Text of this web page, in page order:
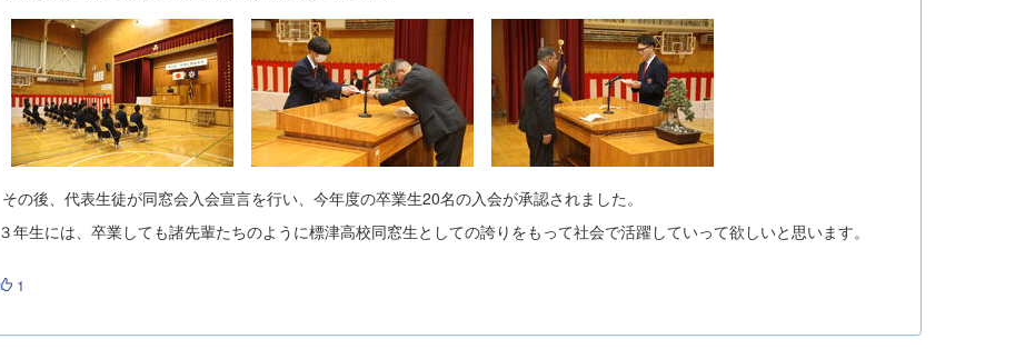
その後、代表生徒が同窓会入会宣言を行い、今年度の卒業生20名の入会が承認されました。
３年生には、卒業しても諸先輩たちのように標津高校同窓生としての誇りをもって社会で活躍していって欲しいと思います。
1